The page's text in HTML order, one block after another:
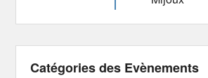
Catégories des Evènements